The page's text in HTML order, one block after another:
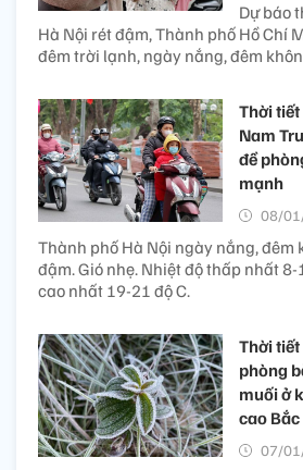
Dự báo
Hà Nội rét đậm, Thành phố Hồ Chí
đêm trời lạnh, ngày nắng, đêm
Thời
Nam
đề
mạnh
08/
Thành phố Hà Nội ngày nắng, đêm
đậm. Gió nhẹ. Nhiệt độ thấp nhất 8-
cao nhất 19-21 độ C.
Thời
phòng
muối ở
cao Bắc
07/